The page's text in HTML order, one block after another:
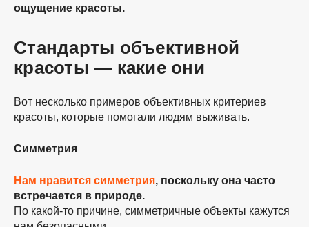
ощущение красоты.
Стандарты объективной
красоты — какие они
Вот несколько примеров объективных критериев
красоты, которые помогали людям выживать.
Симметрия
Нам нравится симметрия, поскольку она часто
встречается в природе.
По какой-то причине, симметричные объекты кажутся